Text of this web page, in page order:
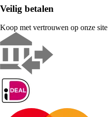
Veilig betalen
Koop met vertrouwen op onze site